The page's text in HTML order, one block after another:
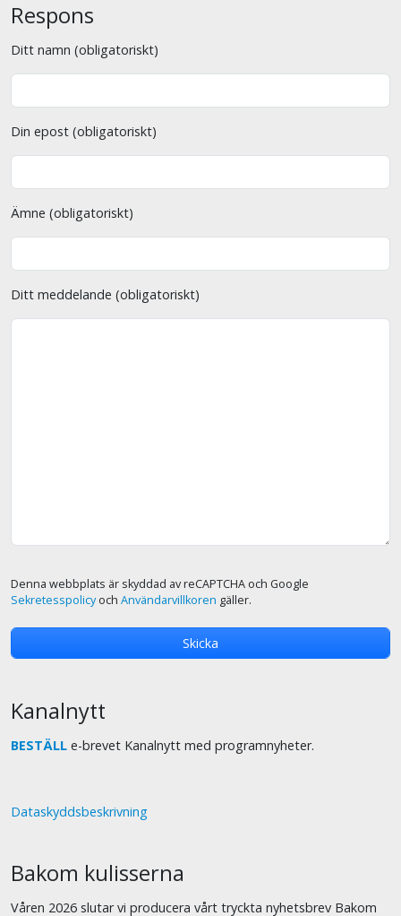
Respons
Ditt namn (obligatoriskt)
Din epost (obligatoriskt)
Ämne (obligatoriskt)
Ditt meddelande (obligatoriskt)
Denna webbplats är skyddad av reCAPTCHA och Google
Sekretesspolicyoch Användarvillkoren gäller.
Kanalnytt
BESTÄLL e-brevet Kanalnytt med programnyheter.
Dataskyddsbeskrivning
Bakom kulisserna
Våren 2026 slutar vi producera vårt tryckta nyhetsbrev Bakom